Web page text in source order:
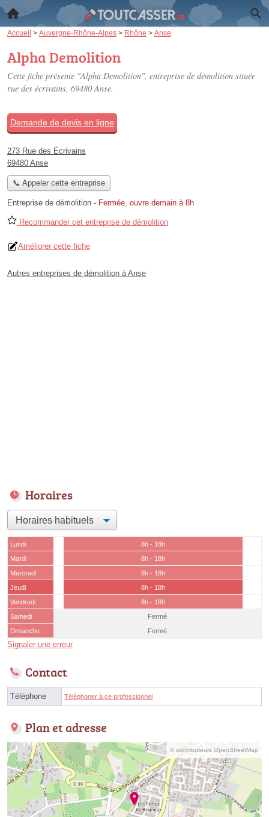
Accueil > Auvergne-Rhône-Alpes > Rhône > Anse
Alpha Demolition
Cette fiche présente "Alpha Demolition", entreprise de démolition située
rue des écrivains, 69480 Anse.
Demande de devis en ligne
273 Rue des Écrivains
69480 Anse
📞 Appeler cette entreprise
Entreprise de démolition - Fermée, ouvre demain à 8h
Recommander cet entreprise de démolition
Améliorer cette fiche
Autres entreprises de démolition à Anse
Horaires
Lundi
8h - 18h
Mardi
8h - 18h
Mercredi
8h - 18h
Jeudi
8h - 18h
Vendredi
8h - 18h
Samedi
Fermé
Dimanche
Fermé
Signaler une erreur
Contact
Téléphone Téléphoner à ce professionnel
Plan et adresse
© contributeurs OpenStreetMap